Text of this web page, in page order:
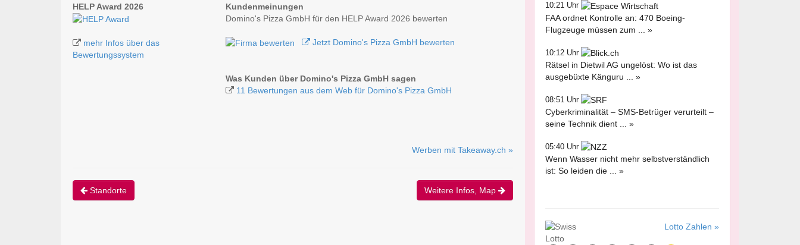
HELP Award 2026
mehr Infos über das
Bewertungssystem
Kundenmeinungen
Domino's Pizza GmbH für den HELP Award 2026 bewerten
Jetzt Domino's Pizza GmbH bewerten
Was Kunden über Domino's Pizza GmbH sagen
11 Bewertungen aus dem Web für Domino's Pizza GmbH
Werben mit Takeaway.ch »
Standorte Weitere Infos, Map
10:21 Uhr
FAA ordnet Kontrolle an: 470 Boeing-
Flugzeuge müssen zum ... »
10:12 Uhr
Rätsel in Dietwil AG ungelöst: Wo ist das
ausgebüxte Känguru ... »
08:51 Uhr
Cyberkriminalität – SMS-Betrüger verurteilt –
seine Technik dient ... »
05:40 Uhr
Wenn Wasser nicht mehr selbstverständlich
ist: So leiden die ... »
Lotto Zahlen »